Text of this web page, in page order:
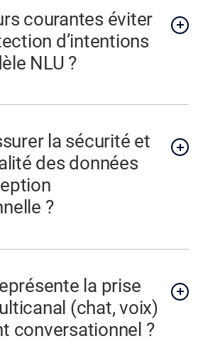
courantes éviter
d’intentions
NLU ?
la sécurité et
des données
?
la prise
(chat, voix)
conversationnel ?